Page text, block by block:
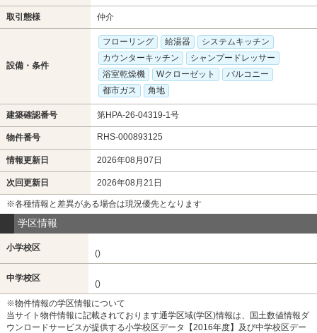
取引態様 仲介
設備・条件
フローリング 給湯器
システムキッチン
カウンターキッチン
シャンプードレッサー
浴室乾燥機
Wクローゼット
バルコニー
都市ガス
角地
建築確認番号 第HPA-26-04319-1号
物件番号 RHS-000893125
情報更新日 2026年08月07日
次回更新日 2026年08月21日
※各種情報と差異がある場合は現況優先となります
学区情報
小学校区
()
中学校区
()
※物件情報の学区情報について
当サイト物件情報に記載されております通学区域(学区)情報は、国土数値情報ダ
ウンロードサービスが提供する小学校区データ【2016年度】及び中学校区デー